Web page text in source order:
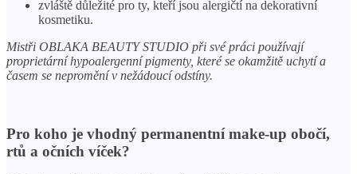
zvláště důležité pro ty, kteří jsou alergičtí na dekorativní
kosmetiku.
Mistři OBLAKA BEAUTY STUDIO při své práci používají
proprietární hypoalergenní pigmenty, které se okamžitě uchytí a
časem se nepromění v nežádoucí odstíny.
Pro koho je vhodný permanentní make-up obočí,
rtů a očních víček?